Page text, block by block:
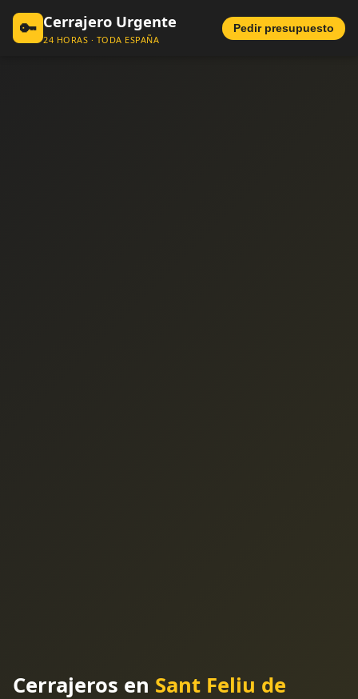
🔑 Cerrajero Urgente
24 HORAS · TODA ESPAÑA
Pedir presupuesto
Cerrajeros en Sant Feliu de